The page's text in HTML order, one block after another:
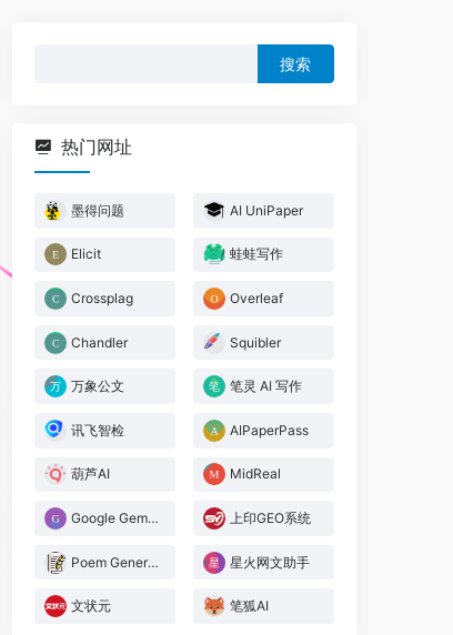
热门网址
墨得问题 AI UniPaper
Elicit 蛙蛙写作
Crossplag Overleaf
Chandler Squibler
万象公文 笔灵 AI 写作
讯飞智检 AIPaperPass
葫芦AI MidReal
Google Gemini 上印GEO系统
Poem Generator 星火网文助手
文状元 笔狐AI